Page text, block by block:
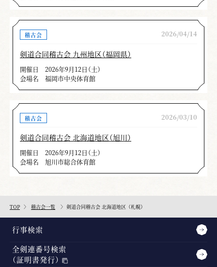
稽古会 2026/04/14
剣道合同稽古会 九州地区（福岡県）
開催日
2026年9月12日（土）
会場名
福岡市中央体育館
稽古会 2026/03/10
剣道合同稽古会 北海道地区（旭川）
開催日
2026年9月12日（土）
会場名
旭川市総合体育館
TOP 稽古会一覧 剣道合同稽古会 北海道地区（札幌）
行事検索
全剣連番号検索
（証明書発行）